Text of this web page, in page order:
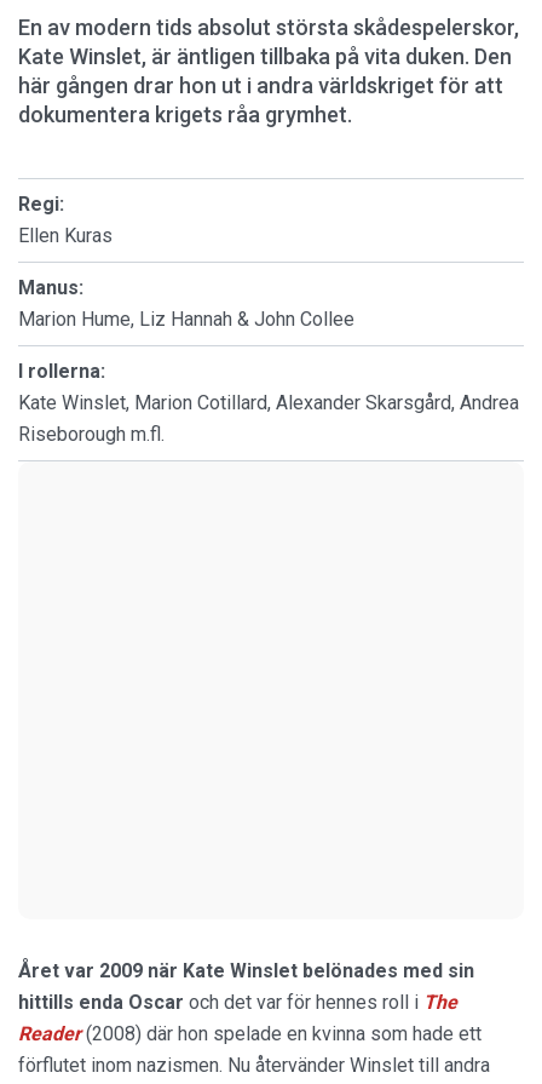
En av modern tids absolut största skådespelerskor,
Kate Winslet, är äntligen tillbaka på vita duken. Den
här gången drar hon ut i andra världskriget för att
dokumentera krigets råa grymhet.
Regi:
Ellen Kuras
Manus:
Marion Hume, Liz Hannah & John Collee
I rollerna:
Kate Winslet, Marion Cotillard, Alexander Skarsgård, Andrea
Riseborough m.fl.
Året var 2009 när Kate Winslet belönades med sin
hittills enda Oscar och det var för hennes roll i The
Reader(2008) där hon spelade en kvinna som hade ett
förflutet inom nazismen. Nu återvänder Winslet till andra